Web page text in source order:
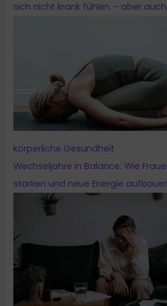
sich nicht krank fühlen – aber
körperliche Gesundheit
Wechseljahre in Balance: Wie
stärken und neue Energie